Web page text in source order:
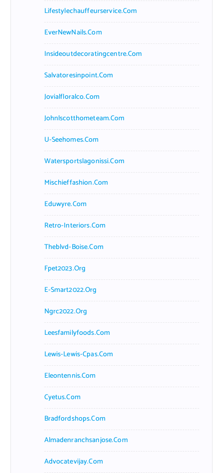
Lifestylechauffeurservice.com
EverNewNails.com
Insideoutdecoratingcentre.com
Salvatoresinpoint.com
Jovialfloralco.com
Johnlscotthometeam.com
U-Seehomes.com
Watersportslagonissi.com
Mischieffashion.com
Eduwyre.com
Retro-Interiors.com
Theblvd-Boise.com
Fpet2023.org
E-Smart2022.org
Ngrc2022.org
Leesfamilyfoods.com
Lewis-Lewis-Cpas.com
Eleontennis.com
Cyetus.com
Bradfordshops.com
Almadenranchsanjose.com
Advocatevijay.com